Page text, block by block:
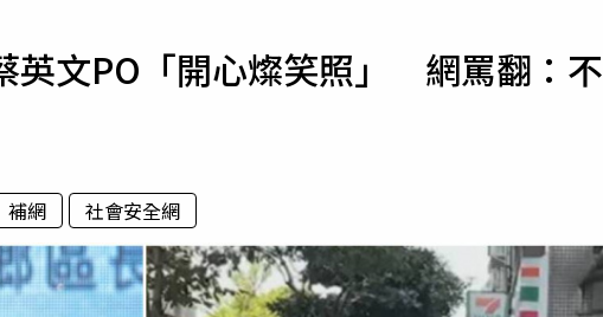
運勢
英文PO「開心燦笑照」 網罵翻：不
補網 社會安全網